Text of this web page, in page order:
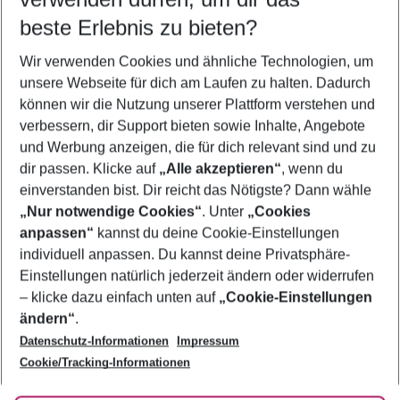
Frübucher Angebote Agios Nikolaos für 2026
Last Minute Agios Nikolaos
Pauschalreisen Agios Nikolaos
Flug & Hotel Agios Nikolaos
Urlaub Agios Nikolaos
Footer
Footer navigation
Über uns
AGB
Bestpreisgarantie
Cookie-Einstellungen ändern
Cookie-Richtlinie
Agenturbetreuung
Barrierefreies Reisen
Folge uns
beste Erlebnis zu bieten?
Wir verwenden Cookies und ähnliche Technologien, um
unsere Webseite für dich am Laufen zu halten. Dadurch
können wir die Nutzung unserer Plattform verstehen und
verbessern, dir Support bieten sowie Inhalte, Angebote
und Werbung anzeigen, die für dich relevant sind und zu
dir passen. Klicke auf „Alle akzeptieren“, wenn du
einverstanden bist. Dir reicht das Nötigste? Dann wähle
„Nur notwendige Cookies“. Unter „Cookies
anpassen“ kannst du deine Cookie-Einstellungen
individuell anpassen. Du kannst deine Privatsphäre-
Einstellungen natürlich jederzeit ändern oder widerrufen
– klicke dazu einfach unten auf „Cookie-Einstellungen
ändern“.
Datenschutz-Informationen
Impressum
Cookie/Tracking-Informationen